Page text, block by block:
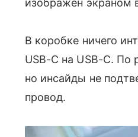
В коробке ничего
USB-C на USB-C.
но инсайды не
провод.